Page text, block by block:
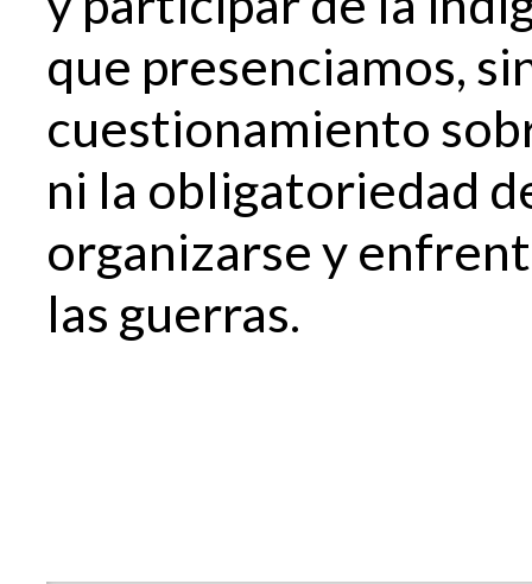
que presenciamos,
cuestionamiento
ni la obligatoriedad
organizarse y
las guerras.